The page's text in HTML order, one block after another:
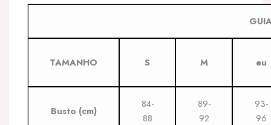
TAMANHO S M eu
Busto (cm)
84-
88
89-
92
93-
96